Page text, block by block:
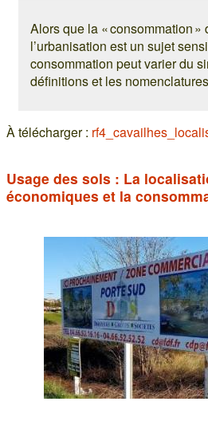
Alors que la « consommation
l’urbanisation est un sujet
consommation peut varier du
définitions et les
À télécharger :
Usage des sols : La
économiques et la